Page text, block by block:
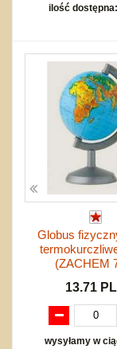
ilość
Globus
(ZACHEM
13.71
wysyłamy w